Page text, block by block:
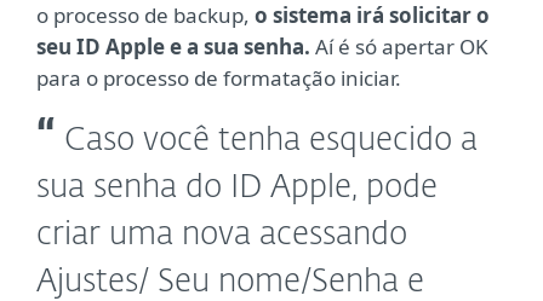
o processo de backup, o sistema irá solicitar o
seu ID Apple e a sua senha. Aí é só apertar OK
para o processo de formatação iniciar.
Caso você tenha esquecido a
sua senha do ID Apple, pode
criar uma nova acessando
Ajustes/ Seu nome/Senha e